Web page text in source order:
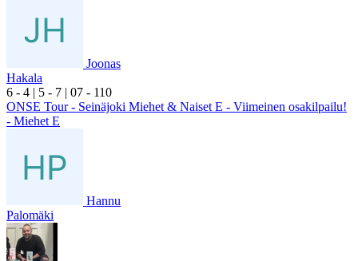
Joonas
Hakala
6 - 4 | 5 - 7 | 07 - 110
ONSE Tour - Seinäjoki Miehet & Naiset E - Viimeinen osakilpailu!
- Miehet E
Hannu
Palomäki